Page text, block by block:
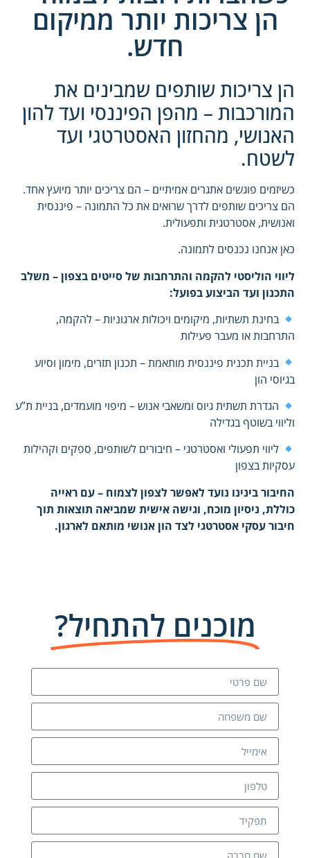
הן צריכות יותר ממיקום
חדש.
הן צריכות שותפים שמבינים את
המורכבות – מהפן הפיננסי ועד להון
האנושי, מהחזון האסטרטגי ועד
לשטח.
כשיזמים פוגשים אתגרים אמיתיים – הם צריכים יותר מיועץ אחד.
הם צריכים שותפים לדרך שרואים את כל התמונה – פיננסית
ואנושית, אסטרטגית ותפעולית.
כאן אנחנו נכנסים לתמונה.
ליווי הוליסטי להקמה והתרחבות של סייטים בצפון – משלב
התכנון ועד הביצוע בפועל:
בחינת תשתיות, מיקומים ויכולות ארגוניות – להקמה,
התרחבות או מעבר פעילות
בניית תכנית פיננסית מותאמת – תכנון תזרים, מימון וסיוע
בגיוסי הון
הגדרת תשתית גיוס ומשאבי אנוש – מיפוי מועמדים, בניית ת”ע
וליווי בשוטף בגדילה
ליווי תפעולי ואסטרטגי – חיבורים לשותפים, ספקים וקהילות
עסקיות בצפון
החיבור בינינו נועד לאפשר לצפון לצמוח – עם ראייה
כוללת, ניסיון מוכח, וגישה אישית שמביאה תוצאות תוך
חיבור עסקי אסטרטגי לצד הון אנושי מותאם לארגון.
מוכנים להתחיל?